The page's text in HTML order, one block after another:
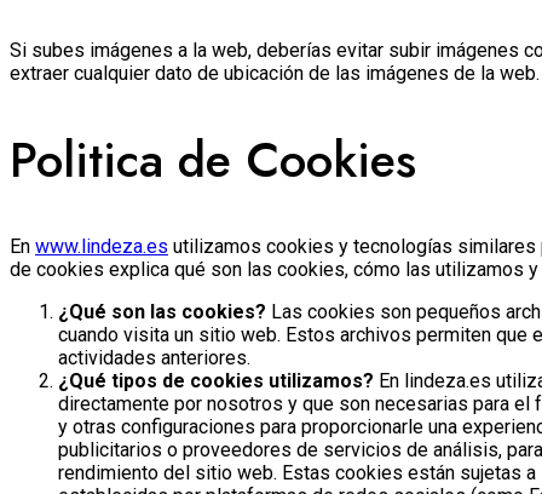
Si subes imágenes a la web, deberías evitar subir imágenes
extraer cualquier dato de ubicación de las imágenes de la web.
Politica de Cookies
En www.lindeza.es utilizamos cookies y tecnologías similares
de cookies explica qué son las cookies, cómo las utilizamos
¿Qué son las cookies? Las cookies son pequeños
cuando visita un sitio web. Estos archivos permiten
actividades anteriores.
¿Qué tipos de cookies utilizamos? En lindeza.es
directamente por nosotros y que son necesarias para
y otras configuraciones para proporcionarle una
publicitarios o proveedores de servicios de análisis,
rendimiento del sitio web. Estas cookies están sujetas